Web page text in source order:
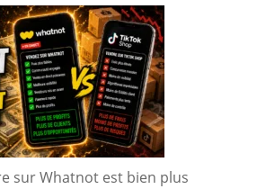
sur Whatnot est bien plus